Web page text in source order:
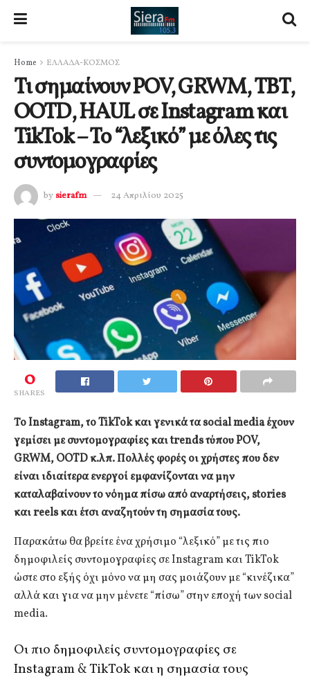
Home ΕΛΛΑΔΑ-ΚΟΣΜΟΣ
Τι σημαίνουν POV, GRWM, ΤΒΤ,
OOTD, HAUL σε Instagram και
TikTok – To “λεξικό” με όλες τις
συντομογραφίες
by sierafm 24 Απριλίου 2025
0
SHARES
Το Instagram, το TikTok και γενικά τα social media έχουν
γεμίσει με συντομογραφίες και trends τύπου POV,
GRWM, OOTD κ.λπ. Πολλές φορές οι χρήστες που δεν
είναι ιδιαίτερα ενεργοί εμφανίζονται να μην
καταλαβαίνουν το νόημα πίσω από αναρτήσεις, stories
και reels και έτσι αναζητούν τη σημασία τους.
Παρακάτω θα βρείτε ένα χρήσιμο “λεξικό” με τις πιο
δημοφιλείς συντομογραφίες σε Instagram και TikTok
ώστε στο εξής όχι μόνο να μη σας μοιάζουν με “κινέζικα”
αλλά και για να μην μένετε “πίσω” στην εποχή των social
media.
Οι πιο δημοφιλείς συντομογραφίες σε
Instagram & TikTok και η σημασία τους